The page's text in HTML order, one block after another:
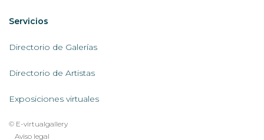
Servicios
AL
Servicios
Directorio de Galerías
Directorio de Artistas
Exposiciones virtuales
© E-virtualgallery
Aviso legal